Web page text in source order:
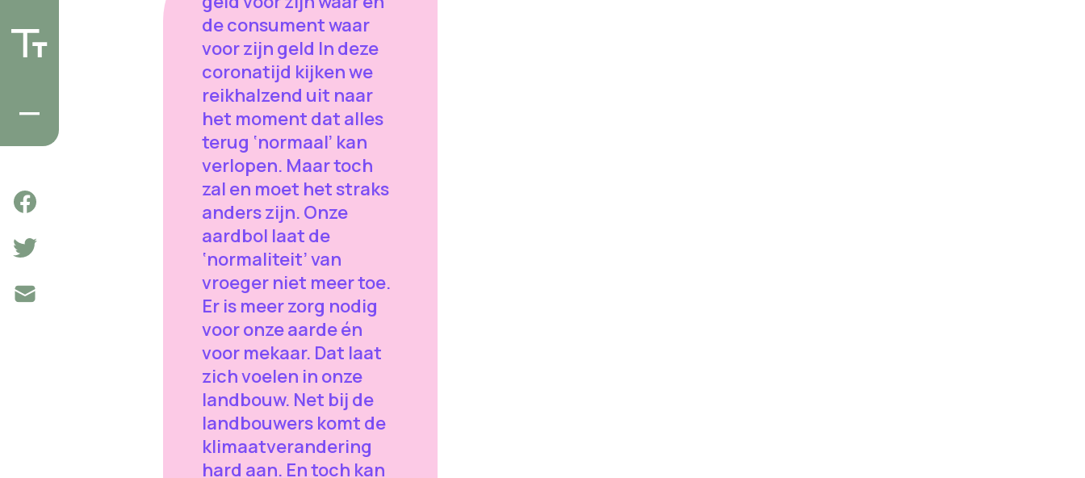
de consument waar
voor zijn geld In deze
coronatijd kijken we
reikhalzend uit naar
het moment dat alles
terug ‘normaal’ kan
verlopen. Maar toch
zal en moet het straks
anders zijn. Onze
aardbol laat de
‘normaliteit’ van
vroeger niet meer toe.
Er is meer zorg nodig
voor onze aarde én
voor mekaar. Dat laat
zich voelen in onze
landbouw. Net bij de
landbouwers komt de
klimaatverandering
hard aan. En toch kan